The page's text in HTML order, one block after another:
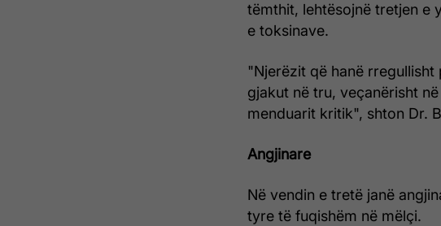
tëmthit, lehtësojnë tretjen e
e toksinave.
"Njerëzit që hanë
gjakut në tru, veçanërisht
menduarit kritik", shton Dr.
Angjinare
Në vendin e tretë janë
tyre të fuqishëm në mëlçi.